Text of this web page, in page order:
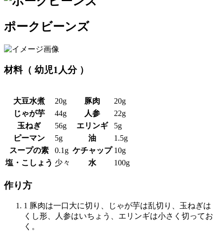
ポークビーンズ
材料（ 幼児1人分 ）
大豆水煮 20g 豚肉
20g
じゃが芋
44g 人参
22g
玉ねぎ
56g エリンギ
5g
ピーマン
5g 油
1.5g
スープの素
0.1g ケチャップ 10g
塩・こしょう 少々 水 100g
作り方
1 豚肉は一口大に切り、じゃが芋は乱切り、玉ねぎは
くし形、人参はいちょう、エリンギは小さく切ってお
く。